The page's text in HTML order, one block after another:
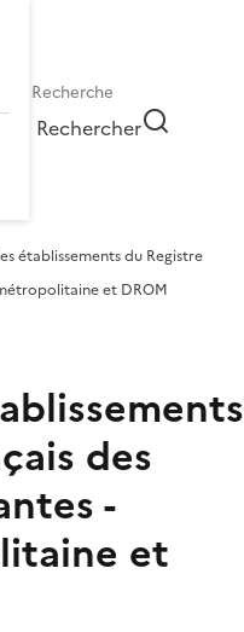
Rechercher
établissements du Registre
et DROM
des
-
et